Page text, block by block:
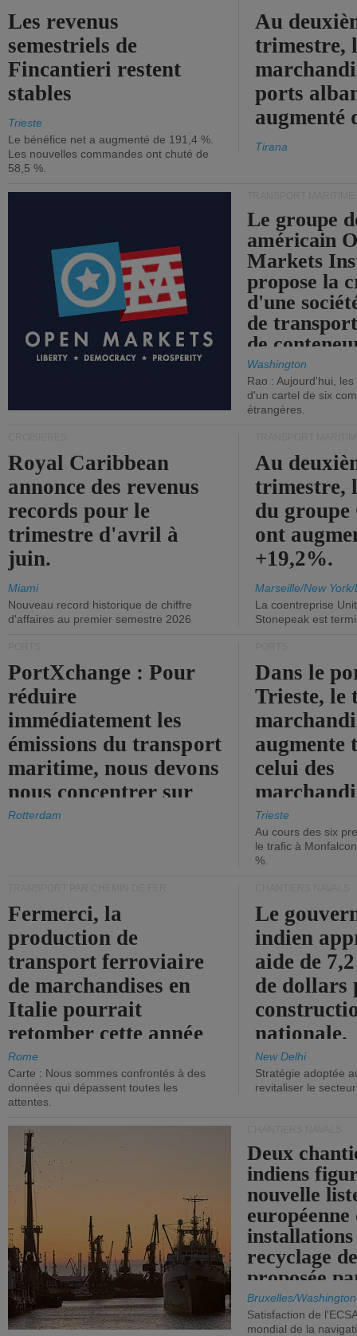
Les revenus
semestriels de
Fincantieri restent
stables
Trieste
Le bénéfice net a augmenté de 191,4 %.
Les nouvelles commandes ont chuté de
58,5 %.
Au
trimestre,
ports
augmenté
Tirana
Le groupe
américain
Markets
propose la
d'une
de
de
Washington
Rao : Aujourd'hui,
d'un cartel de six
étrangères.
Royal Caribbean
annonce des revenus
records pour le
trimestre d'avril à
juin.
Miami
Nouveau record historique de chiffre
d'affaires au premier semestre 2026
Au
trimestre,
du
ont
+19,2%.
Marseille/New
La coentreprise
Stonepeak est
PortXchange : Pour
réduire
immédiatement les
émissions du transport
maritime, nous devons
nous concentrer sur
les ports.
Rotterdam
Dans le
Trieste, le
augmente
celui des
diminue.
Trieste
Au cours des six
le trafic à
%.
Fermerci, la
production de
transport ferroviaire
de marchandises en
Italie pourrait
retomber cette année
aux niveaux de 2015.
Rome
Carte : Nous sommes confrontés à des
données qui dépassent toutes les
attentes.
Le
indien
aide de
de dollars
nationale.
New Delhi
Stratégie adoptée
revitaliser le secteur
Deux
indiens
nouvelle
européenne
installations
recyclage
proposée
Bruxelles/Washington
Satisfaction de
mondial de la